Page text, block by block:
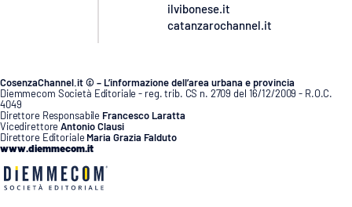
ilvibonese.it
catanzarochannel.it
CosenzaChannel.it © – L’informazione dell’area urbana e provincia
Diemmecom Società Editoriale - reg. trib. CS n. 2709 del 16/12/2009 - R.O.C.
4049
Direttore Responsabile Francesco Laratta
VicedirettoreAntonio Clausi
Direttore Editoriale Maria Grazia Falduto
www.diemmecom.it